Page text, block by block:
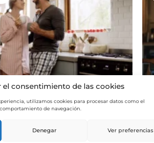
el consentimiento de las cookies
utilizamos cookies para procesar datos como el
comportamiento de navegación.
Denegar Ver preferencias
invisible de cuidar
y pareja